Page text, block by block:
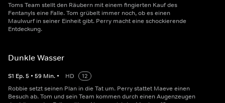
Toms Team stellt den Räubern mit einem fingierten Kauf des
Fentanyls eine Falle. Tom grübelt immer noch, ob es einen
Maulwurf in seiner Einheit gibt. Perry macht eine schockierende
Entdeckung.
Dunkle Wasser
S1 Ep.5 • 59 Min. • HD
12
Robbie setzt seinen Plan in die Tat um. Perry stattet Maeve einen
Besuch ab. Tom und sein Team kommen durch einen Augenzeugen